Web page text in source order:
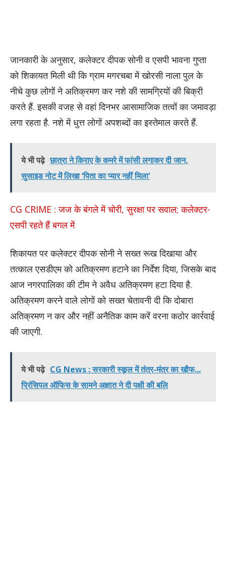
जानकारी के अनुसार, कलेक्टर दीपक सोनी व एसपी भावना गुप्ता
को शिकायत मिली थी कि ग्राम मगरचबा में खोरसी नाला पुल के
नीचे कुछ लोगों ने अतिक्रमण कर नशे की सामग्रियों की बिक्री
करते हैं. इसकी वजह से वहां दिनभर आसामाजिक तत्वों का जमावड़ा
लगा रहता है. नशे में धुत्त लोगों अपशब्दों का इस्तेमाल करते हैं.
ये भी पढ़े छात्रा ने किराए के कमरे में फांसी लगाकर दी जान,
सुसाइड नोट में लिखा ‘पिता का प्यार नहीं मिला’
CG CRIME : जज के बंगले में चोरी, सुरक्षा पर सवाल; कलेक्टर-
एसपी रहते हैं बगल में
शिकायत पर कलेक्टर दीपक सोनी ने सख्त रूख दिखाया और
तत्काल एसडीएम को अतिक्रमण हटाने का निर्देश दिया, जिसके बाद
आज नगरपालिका की टीम ने अवैध अतिक्रमण हटा दिया है.
अतिक्रमण करने वाले लोगों को सख्त चेतावनी दी कि दोबारा
अतिक्रमण न कर और नहीं अनैतिक काम करें वरना कठोर कार्रवाई
की जाएगी.
ये भी पढ़े CG News : सरकारी स्कूल में तंत्र-मंत्र का खौफ...
प्रिंसिपल ऑफिस के सामने अज्ञात ने दी पक्षी की बलि